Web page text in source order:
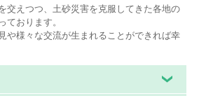
交えつつ、土砂災害を克服してきた各地の
おります。
や様々な交流が生まれることができれば幸